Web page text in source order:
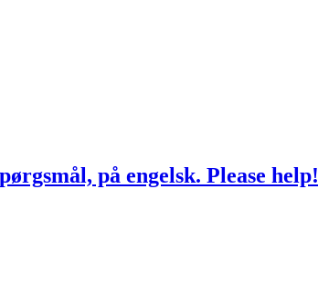
på engelsk. Please help!